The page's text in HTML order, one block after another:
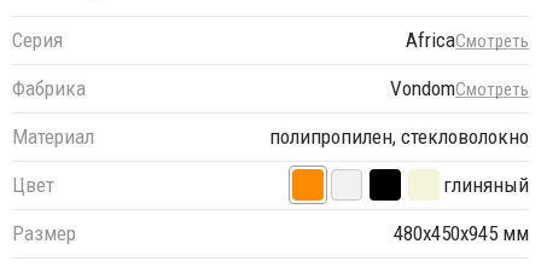
Серия AfricaСмотреть
Фабрика VondomСмотреть
Материал
полипропилен, стекловолокно
Цвет
глиняный
Размер
480х450х945 мм